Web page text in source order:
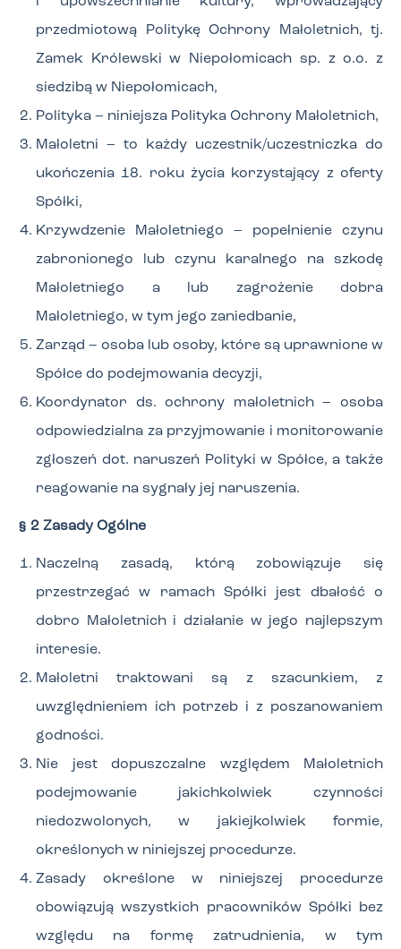
przedmiotową Politykę Ochrony Małoletnich, tj.
Zamek Królewski w Niepołomicach sp. z o.o. z
siedzibą w Niepołomicach,
Polityka – niniejsza Polityka Ochrony Małoletnich,
Małoletni – to każdy uczestnik/uczestniczka do
ukończenia 18. roku życia korzystający z oferty
Spółki,
Krzywdzenie Małoletniego – popełnienie czynu
zabronionego lub czynu karalnego na szkodę
Małoletniego a lub zagrożenie dobra
Małoletniego, w tym jego zaniedbanie,
Zarząd – osoba lub osoby, które są uprawnione w
Spółce do podejmowania decyzji,
Koordynator ds. ochrony małoletnich – osoba
odpowiedzialna za przyjmowanie i monitorowanie
zgłoszeń dot. naruszeń Polityki w Spółce, a także
reagowanie na sygnały jej naruszenia.
§ 2 Zasady Ogólne
Naczelną zasadą, którą zobowiązuje się
przestrzegać w ramach Spółki jest dbałość o
dobro Małoletnich i działanie w jego najlepszym
interesie.
Małoletni traktowani są z szacunkiem, z
uwzględnieniem ich potrzeb i z poszanowaniem
godności.
Nie jest dopuszczalne względem Małoletnich
podejmowanie jakichkolwiek czynności
niedozwolonych, w jakiejkolwiek formie,
określonych w niniejszej procedurze.
Zasady określone w niniejszej procedurze
obowiązują wszystkich pracowników Spółki bez
względu na formę zatrudnienia, w tym